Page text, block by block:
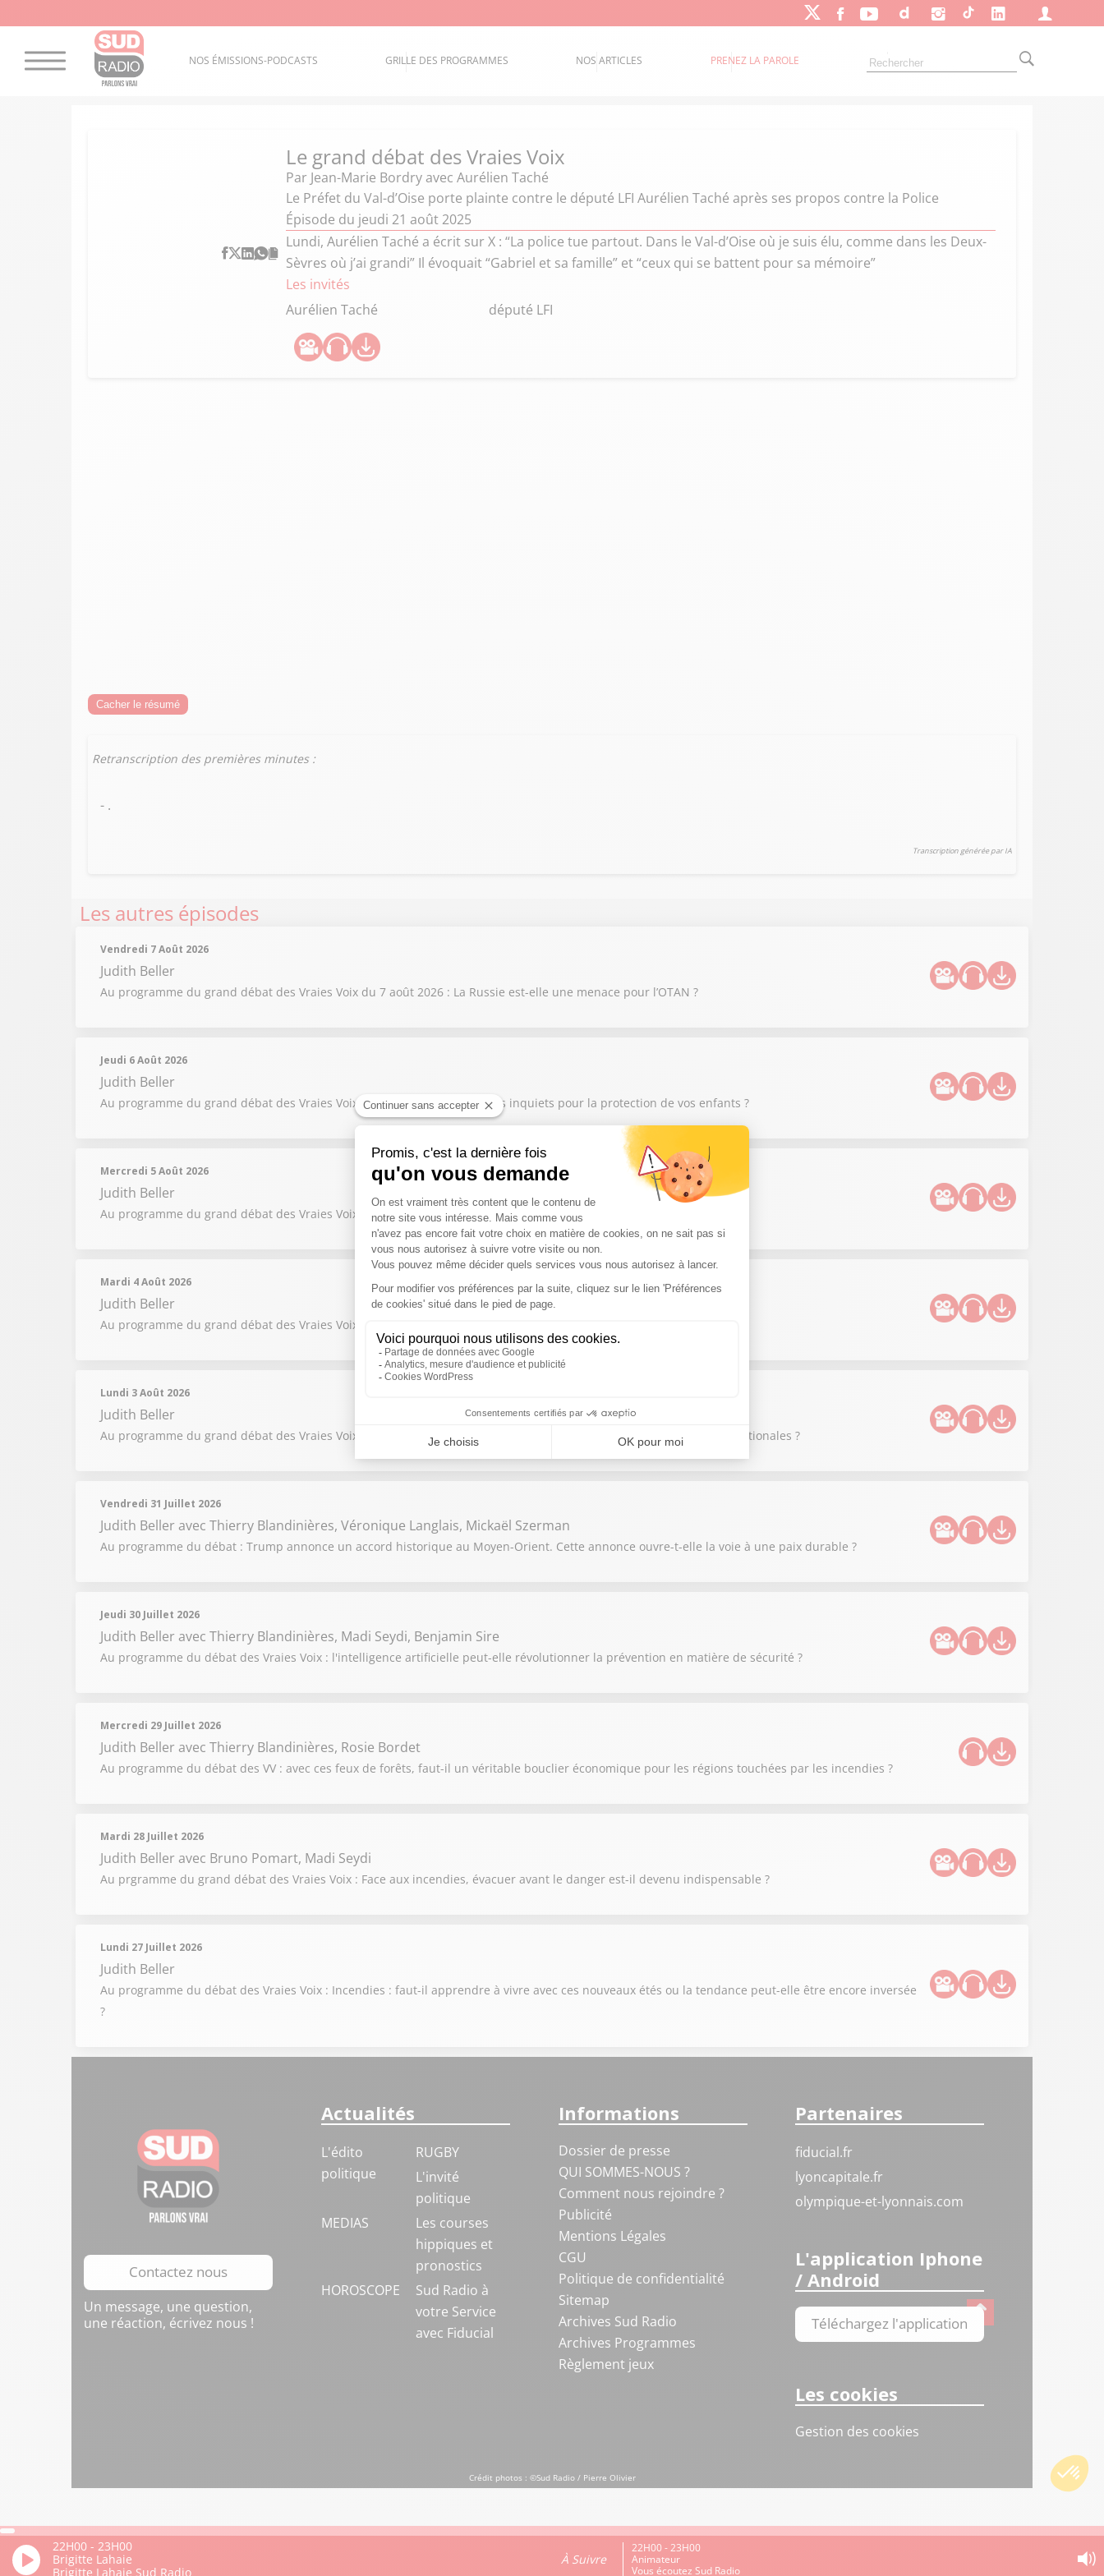
NOS ÉMISSIONS-PODCASTS GRILLE DES PROGRAMMES NOS ARTICLES PRENEZ LA PAROLE
Le grand débat des Vraies Voix
Par Jean-Marie Bordryavec Aurélien Taché
Le Préfet du Val-d’Oise porte plainte contre le député LFI Aurélien Taché après ses propos contre la Police
Épisode du jeudi 21 août 2025
Lundi, Aurélien Taché a écrit sur X : “La police tue partout. Dans le Val-d’Oise où je suis élu, comme dans les Deux-
Sèvres où j’ai grandi” Il évoquait “Gabriel et sa famille” et “ceux qui se battent pour sa mémoire”
Les invités
Aurélien Taché
député LFI
Cacher le résumé
Retranscription des premières minutes :
- .
Transcription générée par IA
Les autres épisodes
Vendredi 7 Août 2026
Judith Beller
Au programme du grand débat des Vraies Voix du 7 août 2026 : La Russie est-elle une menace pour l’OTAN ?
Jeudi 6 Août 2026
Judith Beller
Au programme du grand débat des Vraies Voix du 6 août 2026 : Êtes-vous inquiets pour la protection de vos enfants ?
Mercredi 5 Août 2026
Judith Beller
Au programme du grand débat des Vraies Voix du 5 août : prix à la pompe, faut-il plafonner le prix des carburants ?
Mardi 4 Août 2026
Judith Beller
Au programme du grand débat des Vraies Voix du mardi 4 août 2026 : Les vacances sont-elles devenues un luxe ?
Lundi 3 Août 2026
Judith Beller
Au programme du grand débat des Vraies Voix du 3 août 2026 : La France est-elle trop dépendante des crises internationales ?
Vendredi 31 Juillet 2026
Judith Belleravec Thierry Blandinières, Véronique Langlais, Mickaël Szerman
Au programme du débat : Trump annonce un accord historique au Moyen-Orient. Cette annonce ouvre-t-elle la voie à une paix durable ?
Jeudi 30 Juillet 2026
Judith Beller avec Thierry Blandinières, Madi Seydi, Benjamin Sire
Au programme du débat des Vraies Voix : l'intelligence artificielle peut-elle révolutionner la prévention en matière de sécurité ?
Mercredi 29 Juillet 2026
Judith Beller avec Thierry Blandinières, Rosie Bordet
Au programme du débat des VV : avec ces feux de forêts, faut-il un véritable bouclier économique pour les régions touchées par les incendies ?
Mardi 28 Juillet 2026
Judith Beller avec Bruno Pomart, Madi Seydi
Au prgramme du grand débat des Vraies Voix : Face aux incendies, évacuer avant le danger est-il devenu indispensable ?
Lundi 27 Juillet 2026
Judith Beller
Au programme du débat des Vraies Voix : Incendies : faut-il apprendre à vivre avec ces nouveaux étés ou la tendance peut-elle être encore inversée
?
Contactez nous
Un message, une question,
une réaction, écrivez nous !
Actualités
L'édito
politique
RUGBY
L'invité
politique
MEDIAS
Les courses
hippiques et
pronostics
HOROSCOPE
Sud Radio à
votre Service
avec Fiducial
Informations
Dossier de presse
QUI SOMMES-NOUS ?
Comment nous rejoindre ?
Publicité
Mentions Légales
CGU
Politique de confidentialité
Sitemap
Archives Sud Radio
Archives Programmes
Règlement jeux
Partenaires
fiducial.fr
lyoncapitale.fr
olympique-et-lyonnais.com
L'application Iphone
/ Android
Téléchargez l'application
Les cookies
Gestion des cookies
Crédit photos : ©Sud Radio / Pierre Olivier
22H00 - 23H00
Brigitte Lahaie
Brigitte Lahaie Sud Radio
À Suivre
22H00 - 23H00
Animateur
Vous écoutez Sud Radio